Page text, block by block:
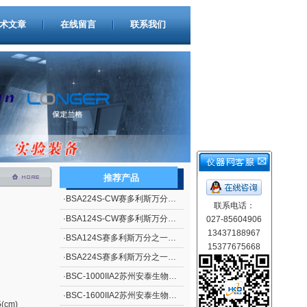
文章 在线留言 联系我们
推荐产品
· BSA224S-CW赛多利斯万分之一电子天平
· BSA124S-CW赛多利斯万分之一电子天平
· BSA124S赛多利斯万分之一电子天平
· BSA224S赛多利斯万分之一电子天平
· BSC-1000IIA2苏州安泰生物安全柜
· BSC-1600IIA2苏州安泰生物安全柜
联系电话：
027-85604906
13437188967
15377675668